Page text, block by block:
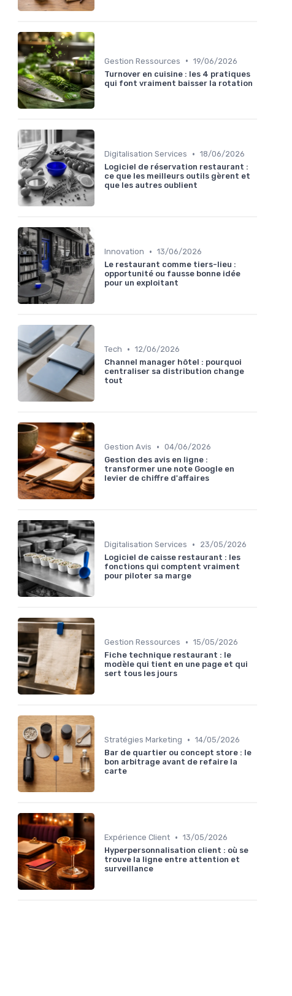
Gestion Ressources • 19/06/2026
Turnover en cuisine : les 4 pratiques
qui font vraiment baisser la rotation
Digitalisation Services • 18/06/2026
Logiciel de réservation restaurant :
ce que les meilleurs outils gèrent et
que les autres oublient
Innovation • 13/06/2026
Le restaurant comme tiers-lieu :
opportunité ou fausse bonne idée
pour un exploitant
Tech • 12/06/2026
Channel manager hôtel : pourquoi
centraliser sa distribution change
tout
Gestion Avis • 04/06/2026
Gestion des avis en ligne :
transformer une note Google en
levier de chiffre d'affaires
Digitalisation Services •
23/05/2026
Logiciel de caisse restaurant : les
fonctions qui comptent vraiment
pour piloter sa marge
Gestion Ressources • 15/05/2026
Fiche technique restaurant : le
modèle qui tient en une page et qui
sert tous les jours
Stratégies Marketing • 14/05/2026
Bar de quartier ou concept store : le
bon arbitrage avant de refaire la
carte
Expérience Client • 13/05/2026
Hyperpersonnalisation client : où se
trouve la ligne entre attention et
surveillance